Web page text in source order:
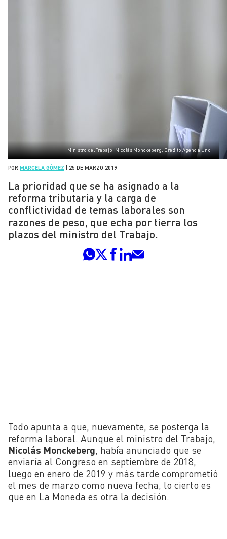
Ministro del Trabajo, Nicolás Monckeberg, Crédito Agencia Uno
POR MARCELA GÓMEZ 25 DE MARZO 2019
La prioridad que se ha asignado a la
reforma tributaria y la carga de
conflictividad de temas laborales son
razones de peso, que echa por tierra los
plazos del ministro del Trabajo.
Todo apunta a que, nuevamente, se posterga la
reforma laboral. Aunque el ministro del Trabajo,
Nicolás Monckeberg , había anunciado que se
enviaría al Congreso en septiembre de 2018,
luego en enero de 2019 y más tarde comprometió
el mes de marzo como nueva fecha, lo cierto es
que en La Moneda es otra la decisión.